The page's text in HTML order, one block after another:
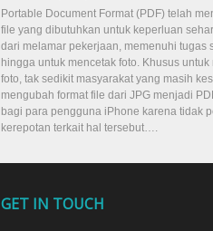
Portable Document Format (PDF) telah
file yang dibutuhkan untuk keperluan
dari melamar pekerjaan, memenuhi tugas
hingga untuk mencetak foto. Khusus untuk
foto, tak sedikit masyarakat yang masih
mengubah format file dari JPG menjadi
bagi para pengguna iPhone karena tidak
kerepotan terkait hal tersebut….
GET IN TOUCH